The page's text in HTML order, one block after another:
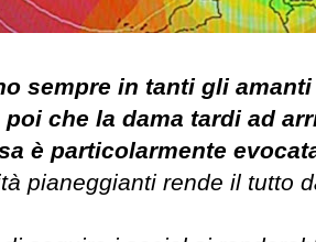
sempre in tanti gli
che la dama tardi ad
è particolarmente
pianeggianti rende il tutto